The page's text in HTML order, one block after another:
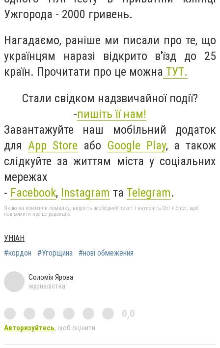
Ужгорода - 2000 гривень.
Нагадаємо, раніше ми писали про те, що
українцям наразі відкрито в'їзд до 25
країн. Прочитати про це можна ТУТ.
Стали свідком надзвичайної події?
-пишіть її нам!
Завантажуйте наш мобільний додаток
дляApp Store або Google Play, а також
слідкуйте за життям міста у соціальних
мережах
- Facebook, Instagram та Telegram.
Якщо ви помітили помилку, виділіть необхідний текст і натисніть Ctrl + Enter, щоб
повідомити про це редакцію
УНІАН
#кордон
#Угорщина #нові обмеження
Соломія Ярова
журналістка
0,0
Авторизуйтесь, щоб оцінити